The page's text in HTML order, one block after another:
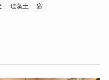
珪藻土
窓